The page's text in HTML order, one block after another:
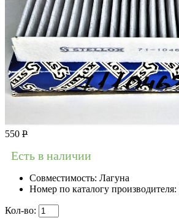
550 Р
Есть в наличии
Совместимость: Лагуна
Номер по каталогу производителя:
Кол-во: